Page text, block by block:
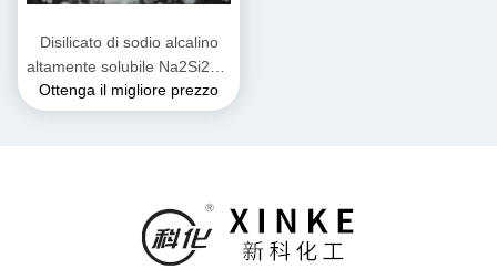
Disilicato di sodio alcalino
altamente solubile Na2Si2O5
con pH 11-12 per
applicazioni industriali
Ottenga il migliore prezzo